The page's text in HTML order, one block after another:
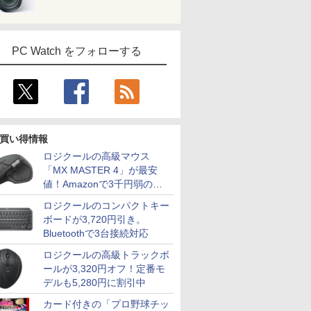
PC Watch をフォローする
い得情報
ロジクールの高級マウス
「MX MASTER 4」が最安
値！Amazonで3千円弱の割
引
ロジクールのコンパクトキー
ボードが3,720円引き。
Bluetoothで3台接続対応
ロジクールの高級トラックボ
ールが3,320円オフ！定番モ
デルも5,280円に割引中
カード付きの「プロ野球チッ